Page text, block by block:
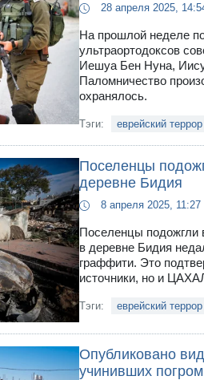
28 апреля 2025,
На прошлой неделе
ультраортодоксов
Иешуа Бен Нуна,
Паломничество
охранялось.
Тэги: еврейский террор
Поселенцы
деревне Бидия
8 апреля 2025, 11:27
Поселенцы подожгли
в деревне Бидия
граффити. Это
источники, но и
Тэги: еврейский террор
Опубликовано
учинивших